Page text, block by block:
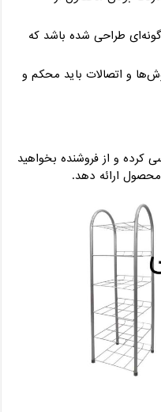
طراحی شده باشد که
و اتصالات باید محکم و
کرده و از فروشنده بخواهید
ارائه دهد.